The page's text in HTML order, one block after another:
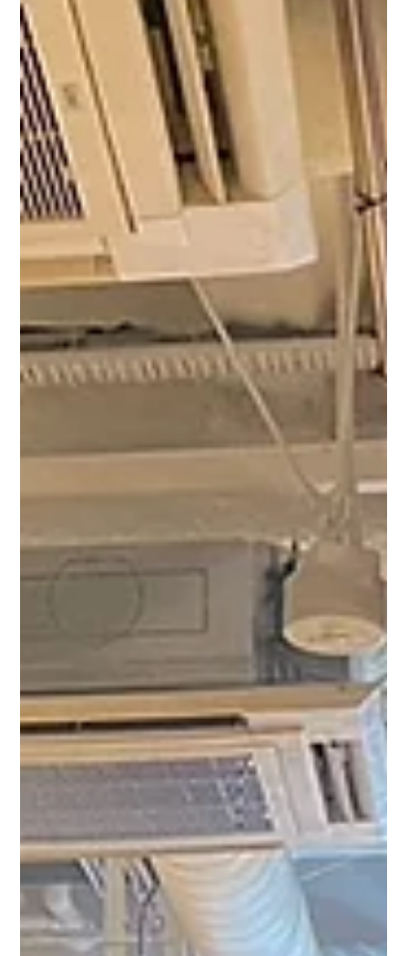
充は、地域に密着した体制づくりにつながり、より多くの案件
に対応できる体制強化にもつながります。 今後も関東エリアを
中心に、安心してご依頼いただける体制づくりを進めてまいり
ます。 お仕事のご相談・ご依頼がございましたら、ぜひお気軽
にお問い合わせください。 なお、その他の支店情報につきまし
ては、会社概要ページよりご確認いただけます。 皆さまからの
ご依頼を心よりお待ちしております。